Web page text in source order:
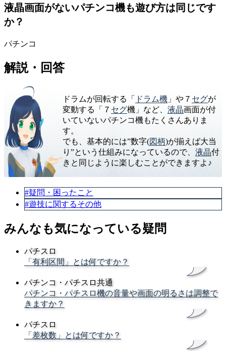
液晶画面がないパチンコ機も遊び方は同じです
か？
パチンコ
解説・回答
ドラムが回転する「 ドラム機 」や７ セグが
変動する「７ セグ機」など、 液晶画面が付
いていないパチンコ機もたくさんありま
す。
でも、基本的には”数字(図柄)が揃えば大当
り”という仕組みになっているので、 液晶付
きと同じように楽しむことができますよ♪
#疑問・困ったこと
#遊技に関するその他
みんなも気になっている疑問
パチスロ
「有利区間」とは何ですか？
パチンコ・パチスロ共通
パチンコ・パチスロ機の音量や画面の明るさは調整で
きますか？
パチスロ
「差枚数」とは何ですか？